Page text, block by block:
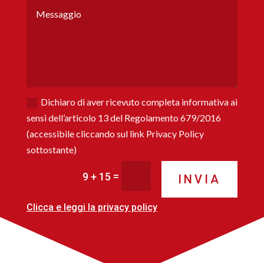
Dichiaro di aver ricevuto completa informativa ai
sensi dell’articolo 13 del Regolamento 679/2016
(accessibile cliccando sul link Privacy Policy
sottostante)
9 + 15 = INVIA
Clicca e leggi la privacy policy